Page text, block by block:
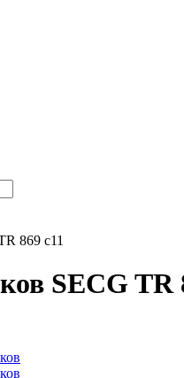
869 c11
SECG TR